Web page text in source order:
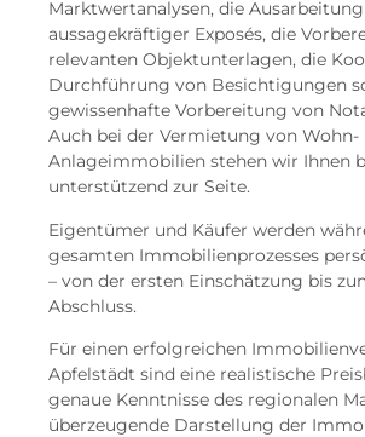
Marktwertanalysen, die Ausarbeitung
aussagekräftiger Exposés, die
relevanten Objektunterlagen, die
Durchführung von Besichtigungen
gewissenhafte Vorbereitung von
Auch bei der Vermietung von Wohn-
Anlageimmobilien stehen wir Ihnen
unterstützend zur Seite.
Eigentümer und Käufer werden
gesamten Immobilienprozesses
– von der ersten Einschätzung bis
Abschluss.
Für einen erfolgreichen
Apfelstädt sind eine realistische
genaue Kenntnisse des regionalen
überzeugende Darstellung der